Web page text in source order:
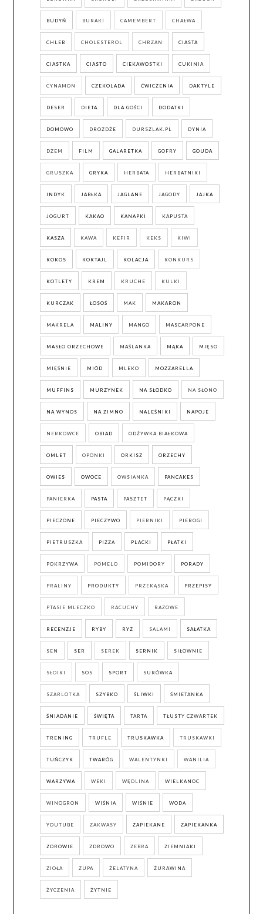
BUDYŃ BURAKI CAMEMBERT CHAŁWA
CHLEB CHOLESTEROL CHRZAN CIASTA
CIASTKA CIASTO CIEKAWOSTKI CUKINIA
CYNAMON CZEKOLADA ĆWICZENIA DAKTYLE
DESER DIETA DLA GOŚCI DODATKI
DOMOWO DROŻDŻE DURSZLAK.PL DYNIA
DŻEM FILM GALARETKA GOFRY GOUDA
GRUSZKA GRYKA HERBATA HERBATNIKI
INDYK JABŁKA JAGLANE JAGODY JAJKA
JOGURT KAKAO KANAPKI KAPUSTA
KASZA KAWA KEFIR KEKS KIWI
KOKOS KOKTAJL KOLACJA KONKURS
KOTLETY KREM KRUCHE KULKI
KURCZAK ŁOSOŚ MAK MAKARON
MAKRELA MALINY MANGO MASCARPONE
MASŁO ORZECHOWE MAŚLANKA MĄKA MIĘSO
MIĘŚNIE MIÓD MLEKO MOZZARELLA
MUFFINS MURZYNEK NA SŁODKO NA SŁONO
NA WYNOS NA ZIMNO NALEŚNIKI NAPOJE
NERKOWCE OBIAD ODŻYWKA BIAŁKOWA
OMLET OPONKI ORKISZ ORZECHY
OWIES OWOCE OWSIANKA PANCAKES
PANIERKA PASTA PASZTET PĄCZKI
PIECZONE PIECZYWO PIERNIKI PIEROGI
PIETRUSZKA PIZZA PLACKI PŁATKI
POKRZYWA POMELO POMIDORY PORADY
PRALINY PRODUKTY PRZEKĄSKA PRZEPISY
PTASIE MLECZKO RACUCHY RAZOWE
RECENZJE RYBY RYŻ SALAMI SAŁATKA
SEN SER SEREK SERNIK SIŁOWNIE
SŁOIKI SOS SPORT SURÓWKA
SZARLOTKA SZYBKO ŚLIWKI ŚMIETANKA
ŚNIADANIE ŚWIĘTA TARTA TŁUSTY CZWARTEK
TRENING TRUFLE TRUSKAWKA TRUSKAWKI
TUŃCZYK TWARÓG WALENTYNKI WANILIA
WARZYWA WEKI WĘDLINA WIELKANOC
WINOGRON WIŚNIA WIŚNIE WODA
YOUTUBE ZAKWASY ZAPIEKANE ZAPIEKANKA
ZDROWIE ZDROWO ZEBRA ZIEMNIAKI
ZIOŁA ZUPA ŻELATYNA ŻURAWINA
ŻYCZENIA ŻYTNIE